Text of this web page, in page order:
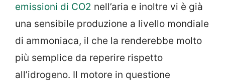
emissioni di CO2 nell’aria e inoltre vi è già
una sensibile produzione a livello mondiale
di ammoniaca, il che la renderebbe molto
più semplice da reperire rispetto
all’idrogeno. Il motore in questione